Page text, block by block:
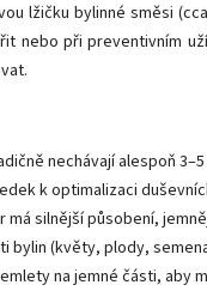
lžičku bylinné směsi
nebo při preventivním
nechávají alespoň
k optimalizaci
má silnější působení,
bylin (květy, plody,
na jemné části, aby